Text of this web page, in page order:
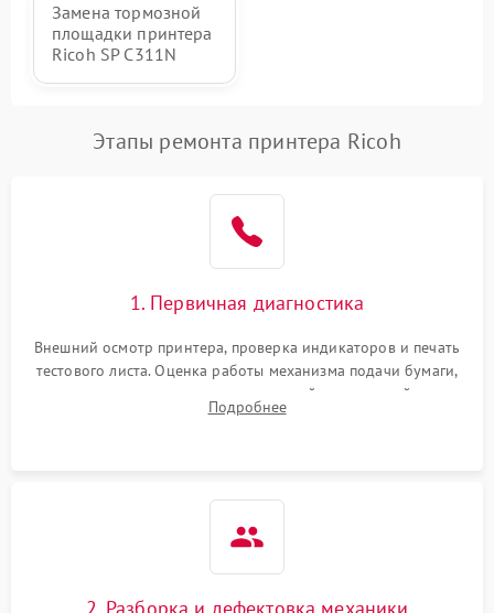
Замена тормозной
площадки принтера
Ricoh SP C311N
Этапы ремонта принтера Ricoh
1. Первичная диагностика
Внешний осмотр принтера, проверка индикаторов и печать
тестового листа. Оценка работы механизма подачи бумаги,
выявление посторонних шумов, замятий и первичный анализ
дефектов печати (полосы, фон, пробелы).
Подробнее